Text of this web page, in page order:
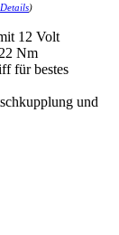
Details)
12 Volt
Nm
für bestes
und